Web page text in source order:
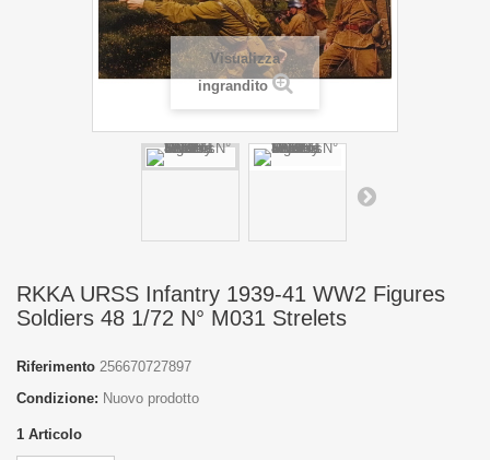
Visualizza
ingrandito
RKKA URSS Infantry 1939-41 WW2 Figures
Soldiers 48 1/72 N° M031 Strelets
Riferimento 256670727897
Condizione: Nuovo prodotto
1 Articolo